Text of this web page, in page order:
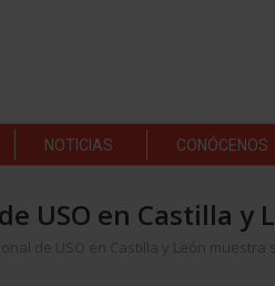
NOTICIAS CONÓCENOS
USO en Castilla
de USO en Castilla y León muestra